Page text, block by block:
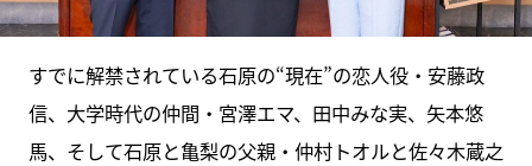
すでに解禁されている石原の“現在”の恋人役・安藤政
信、大学時代の仲間・宮澤エマ、田中みな実、矢本悠
馬、そして石原と亀梨の父親・仲村トオルと佐々木蔵之